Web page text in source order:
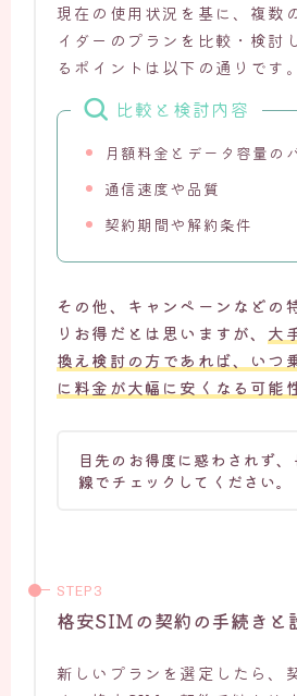
現在の使用状況を基に、複数
イダーのプランを比較・検討
るポイントは以下の通りです。
比較と検討内容
月額料金とデータ容量の
通信速度や品質
契約期間や解約条件
その他、キャンペーンなどの
りお得だとは思いますが、 大
換え検討の方であれば、いつ
に料金が大幅に安くなる可能
目先のお得度に惑わされず、
線でチェックしてください。
格安SIMの契約の手続きと
新しいプランを選定したら、